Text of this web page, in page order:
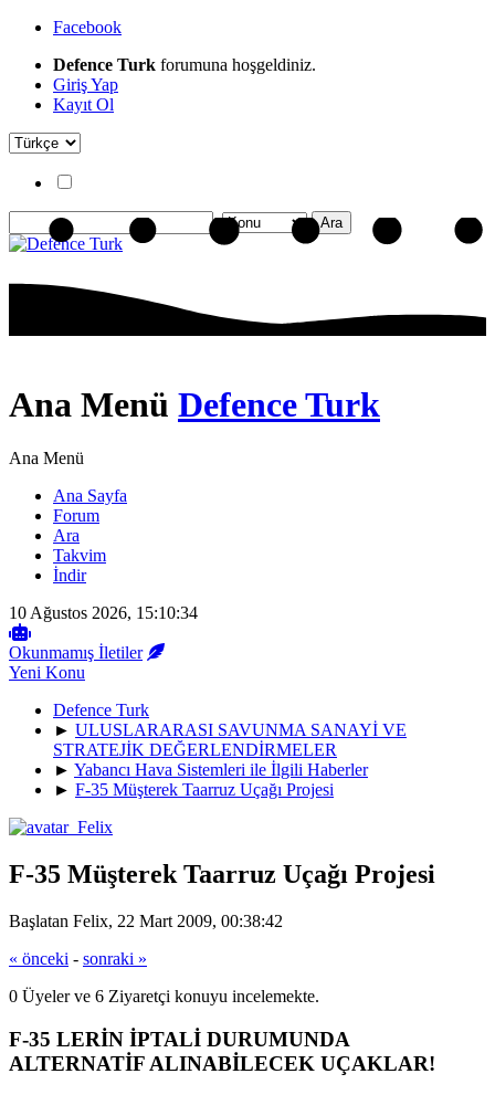
Facebook
Defence Turk forumuna hoşgeldiniz.
Giriş Yap
Kayıt Ol
Ana Menü Defence Turk
Ana Menü
Ana Sayfa
Forum
Ara
Takvim
İndir
10 Ağustos 2026, 15:10:34
Okunmamış İletiler
Yeni Konu
Defence Turk
► ULUSLARARASI SAVUNMA SANAYİ VE
STRATEJİK DEĞERLENDİRMELER
► Yabancı Hava Sistemleri ile İlgili Haberler
► F-35 Müşterek Taarruz Uçağı Projesi
F-35 Müşterek Taarruz Uçağı Projesi
Başlatan Felix, 22 Mart 2009, 00:38:42
« önceki - sonraki »
0 Üyeler ve 6 Ziyaretçi konuyu incelemekte.
F-35 LERİN İPTALİ DURUMUNDA
ALTERNATİF ALINABİLECEK UÇAKLAR!